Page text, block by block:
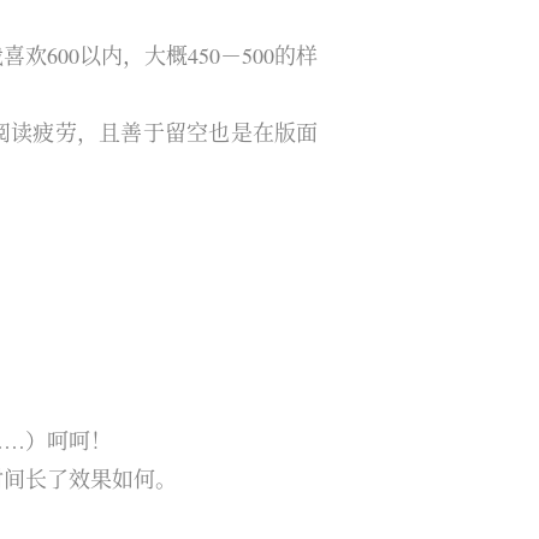
欢600以内，大概450－500的样
疲劳，且善于留空也是在版面
）呵呵！
长了效果如何。